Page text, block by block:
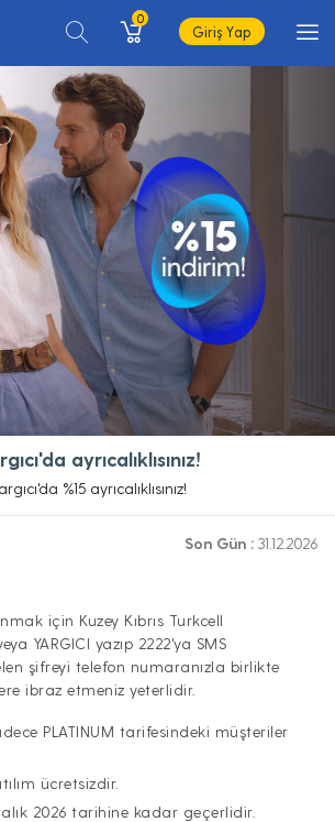
0
Giriş Yap
ayrıcalıklısınız!
%15 ayrıcalıklısınız!
Son Gün : 31.12.2026
için Kuzey Kıbrıs Turkcell
YARGICI yazıp 2222'ya SMS
şifreyi telefon numaranızla birlikte
ibraz etmeniz yeterlidir.
PLATINUM tarifesindeki müşteriler
ücretsizdir.
2026 tarihine kadar geçerlidir.